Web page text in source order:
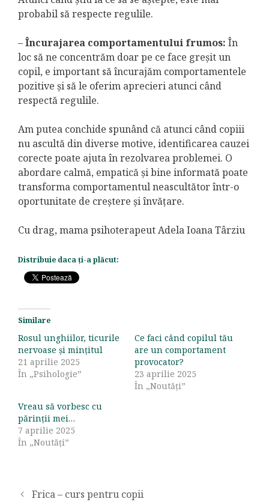
probabil să respecte regulile.
–Încurajarea comportamentului frumos: În
loc să ne concentrăm doar pe ce face greșit un
copil, e important să încurajăm comportamentele
pozitive și să le oferim aprecieri atunci când
respectă regulile.
Am putea conchide spunând că atunci când copiii
nu ascultă din diverse motive, identificarea cauzei
corecte poate ajuta în rezolvarea problemei. O
abordare calmă, empatică și bine informată poate
transforma comportamentul neascultător într-o
oportunitate de creștere și învățare.
Cu drag, mama psihoterapeut Adela Ioana Târziu
Distribuie daca ți-a plăcut:
Similare
Rosul unghiilor, ticurile
nervoase și mințitul
21 aprilie 2025
În „Psihologie”
Ce faci când copilul tău
are un comportament
provocator?
23 aprilie 2025
În „Noutăți”
Vreau să vorbesc cu
părinții mei…
7 aprilie 2025
În „Noutăți”
Frica – curs pentru copii